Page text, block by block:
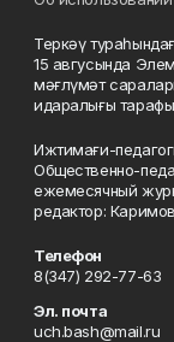
Теркәү
15 авгусында
мәғлүмәт
идаралығы
Ижтимағи-
Общественно-
ежемесячный
редактор:
Телефон
8(347) 292-77-63
Эл. почта
uch.bash@mail.ru